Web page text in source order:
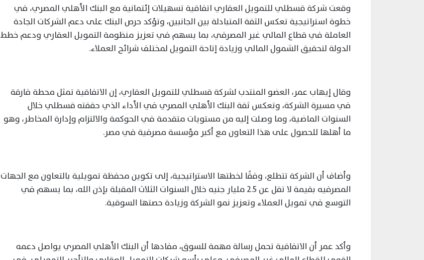
وقعت شركة قسطلي للتمويل العقاري اتفاقية تسهيلات إئتمانية مع البنك الأهلي المصري، في
خطوة استراتيجية تعكس الثقة المتبادلة بين الجانبين، وتؤكد حرص البنك على دعم الشركات الجادة
العاملة في قطاع المالي غير المصرفي، بما يسهم في تعزيز منظومة التمويل العقاري ودعم خطط
الدولة لتحقيق الشمول المالي وزيادة إتاحة التمويل لمختلف شرائح العملاء.
وقال إيهاب عمر، العضو المنتدب لشركة قسطلي للتمويل العقاري، إن الاتفاقية تمثل محطة فارقة
في مسيرة الشركة، وتعكس ثقة البنك الأهلي المصري في الأداء الذي حققته قسطلي خلال
السنوات الماضية، وما وصلت إليه من مستويات متقدمة في الحوكمة والالتزام وإدارة المخاطر، وهو
ما أهلها للحصول على هذا التعاون مع أكبر مؤسسة مصرفية في مصر.
وأضاف أن الشركة تتطلع، وفقًا لخطتها الاستراتيجية، إلى تكوين محفظة تمويلية بالتعاون مع الجهات
المصرفيه بقيمة لا تقل عن 2.5 مليار جنيه خلال السنوات الثلاث المقبلة بإذن الله، بما يسهم في
التوسع في تمويل العملاء وتعزيز نمو الشركة وزيادة حصتها السوقية.
وأكد عمر أن الاتفاقية تحمل رسالة مهمة للسوق، مفادها أن البنك الأهلي المصري يواصل دعمه